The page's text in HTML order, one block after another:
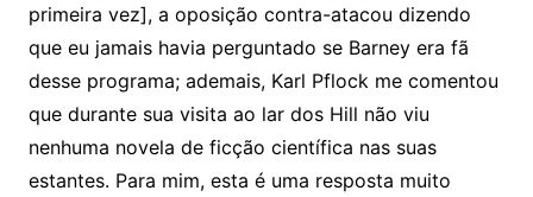
primeira vez], a oposição contra-atacou dizendo
que eu jamais havia perguntado se Barney era fã
desse programa; ademais, Karl Pflock me comentou
que durante sua visita ao lar dos Hill não viu
nenhuma novela de ficção científica nas suas
estantes. Para mim, esta é uma resposta muito